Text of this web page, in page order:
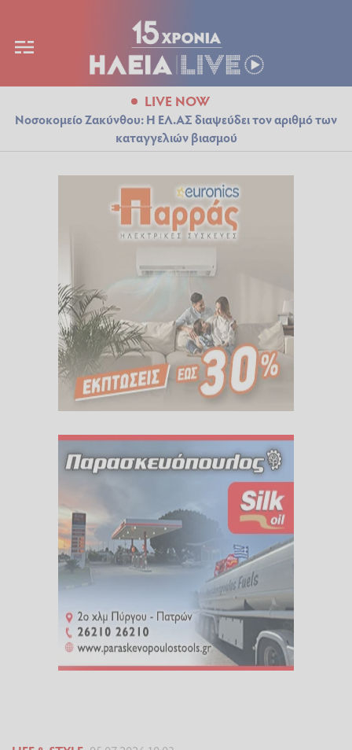
LIVE NOW
Νοσοκομείο Ζακύνθου: Η ΕΛ.ΑΣ διαψεύδει τον αριθμό των
καταγγελιών βιασμού